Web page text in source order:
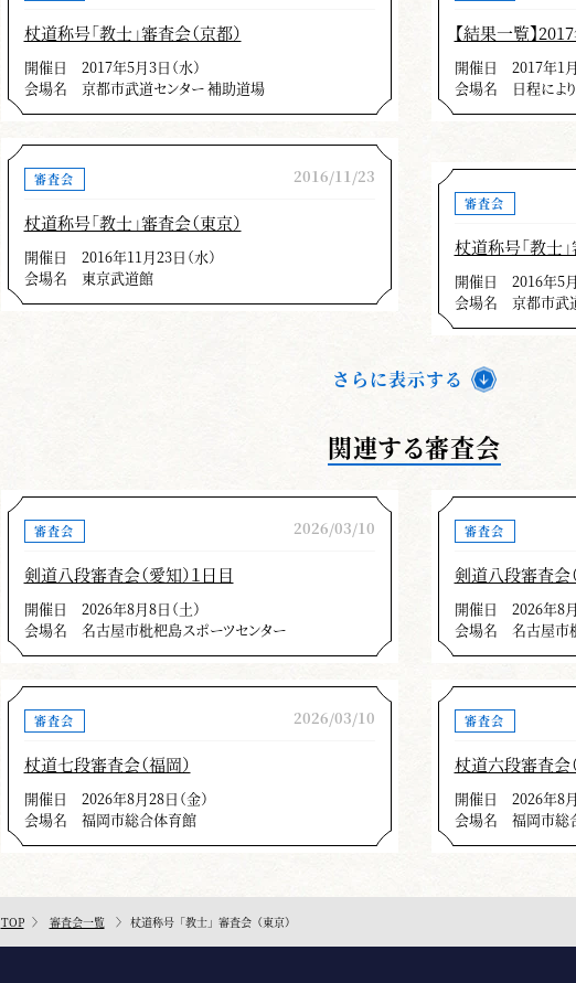
杖道称号「教士」審査会（京都）
開催日
2017年5月3日（水）
会場名
京都市武道センター 補助道場
【結果一覧】
開催日
2017年1
会場名
日程によ
審査会 2016/11/23
杖道称号「教士」審査会（東京）
開催日
2016年11月23日（水）
会場名
東京武道館
審査会
杖道称号「教士」
開催日
2016年5
会場名
京都市武
さらに表示する
関連する審査会
審査会 2026/03/10
剣道八段審査会（愛知）１日目
開催日
2026年8月8日（土）
会場名
名古屋市枇杷島スポーツセンター
審査会
剣道八段審査会
開催日
2026年8
会場名
名古屋市
審査会 2026/03/10
杖道七段審査会（福岡）
開催日
2026年8月28日（金）
会場名
福岡市総合体育館
審査会
杖道六段審査会
開催日
2026年8
会場名
福岡市総
TOP 審査会一覧 杖道称号「教士」審査会（東京）